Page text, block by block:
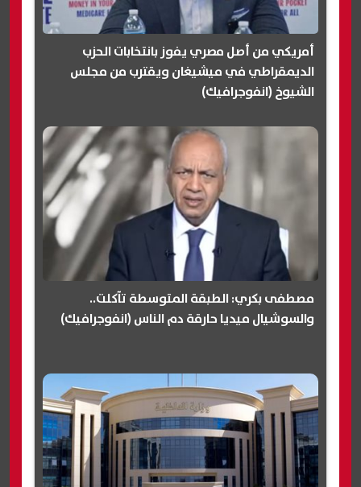
أمريكي من أصل مصري يفوز بانتخابات الحزب
الديمقراطي في ميشيغان ويقترب من مجلس
الشيوخ (انفوجرافيك)
مصطفى بكري: الطبقة المتوسطة تآكلت..
والسوشيال ميديا حارقة دم الناس (انفوجرافيك)